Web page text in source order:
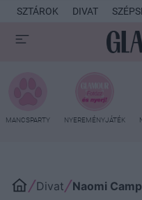
SZTÁROK DIVAT
MANCSPARTY NYEREMÉNYJÁTÉK
Divat Naomi